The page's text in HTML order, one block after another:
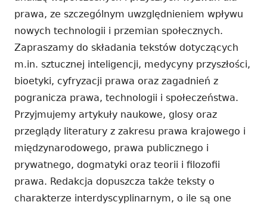
prawa, ze szczególnym uwzględnieniem wpływu
nowych technologii i przemian społecznych.
Zapraszamy do składania tekstów dotyczących
m.in. sztucznej inteligencji, medycyny przyszłości,
bioetyki, cyfryzacji prawa oraz zagadnień z
pogranicza prawa, technologii i społeczeństwa.
Przyjmujemy artykuły naukowe, glosy oraz
przeglądy literatury z zakresu prawa krajowego i
międzynarodowego, prawa publicznego i
prywatnego, dogmatyki oraz teorii i filozofii
prawa. Redakcja dopuszcza także teksty o
charakterze interdyscyplinarnym, o ile są one